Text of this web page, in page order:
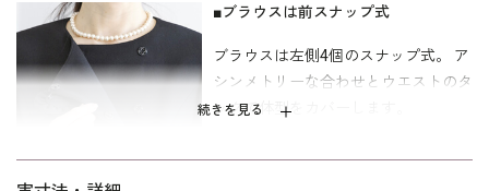
を添えて、卒業式・入学式・各種式典に。 喪服としてはもちろ
ん、礼服・式服としても安心してお召しいただけます。 教職員の
方のフォーマルスタイルとしてもお勧めです。
ミセス（40代～）向け、｢少しゆったり｣パターンを使用。 「標
※サイズ表記はイタリア式です。
続きを見る
■ブラウスは前スナップ式
ブラウスは左側4個のスナップ式。 ア
シンメトリーな合わせとウエストのタ
ックで体型をカバーします。